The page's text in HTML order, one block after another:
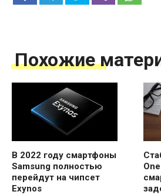
Похожие
В 2022 году смартфоны
Samsung полностью
перейдут на чипсет
Exynos